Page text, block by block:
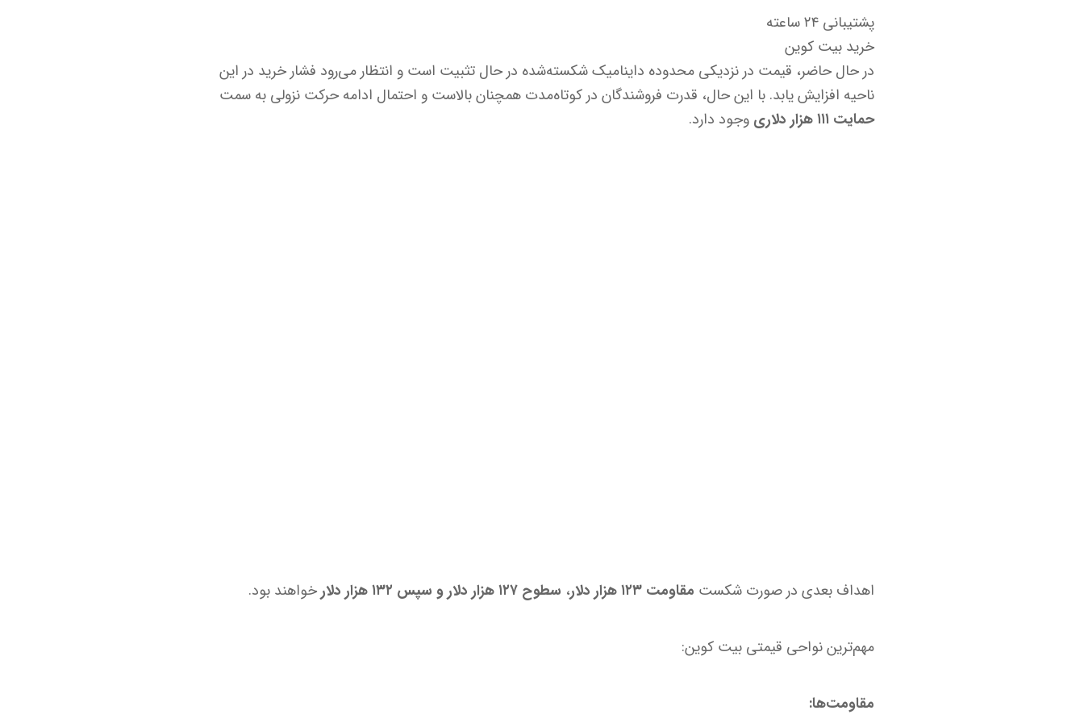
پشتیبانی ۲۴ ساعته
خرید بیت کوین
در حال حاضر، قیمت در نزدیکی محدوده داینامیک شکسته‌شده در حال تثبیت است و انتظار می‌رود فشار خرید در این
ناحیه افزایش یابد. با این حال، قدرت فروشندگان در کوتاه‌مدت همچنان بالاست و احتمال ادامه حرکت نزولی به سمت
حمایت ۱۱۱ هزار دلاری
وجود دارد.
اهداف بعدی در صورت شکست مقاومت ۱۲۳ هزار دلار ، سطوح ۱۲۷ هزار دلار و سپس ۱۳۲ هزار دلار خواهند بود.
مهم‌ترین نواحی قیمتی بیت کوین:
مقاومت‌ها: